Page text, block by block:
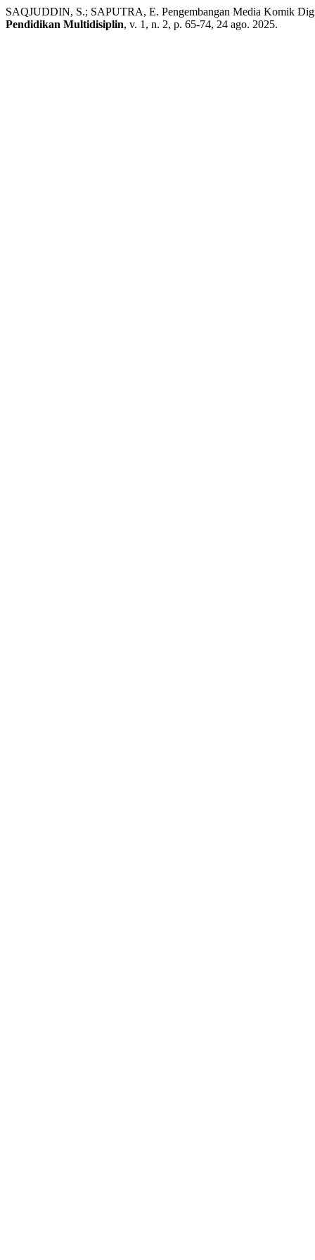
SAQJUDDIN, S.; SAPUTRA, E. Pengembangan Media Komik
Pendidikan Multidisiplin, v. 1, n. 2, p. 65-74, 24 ago. 2025.